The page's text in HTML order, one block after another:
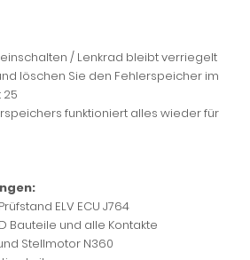
/ Lenkrad bleibt verriegelt
löschen Sie den Fehlerspeicher im
25
funktioniert alles wieder für
ELV ECU J764
Bauteile und alle Kontakte
Stellmotor N360